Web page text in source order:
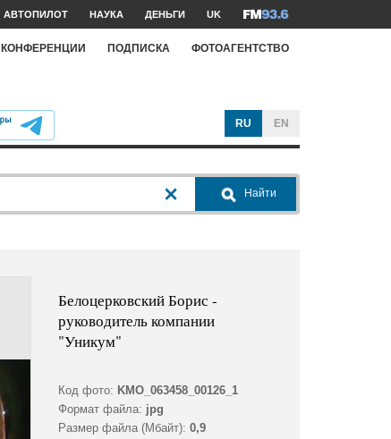
АВТОПИЛОТ НАУКА ДЕНЬГИ UK
КОНФЕРЕНЦИИ ПОДПИСКА ФОТОАГЕНТСТВО
RU EN
Найти
Белоцерковский Борис -
руководитель компании
"Уникум"
Код фото: KMO_063458_00126_1
Формат файла: jpg
Размер файла (Мбайт): 0,9